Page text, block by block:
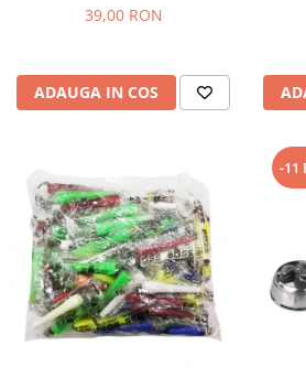
39,00 RON
ADAUGA IN COS
-11